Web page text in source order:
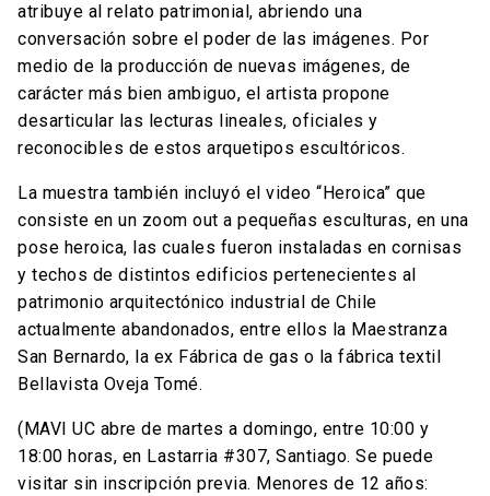
atribuye al relato patrimonial, abriendo una
conversación sobre el poder de las imágenes. Por
medio de la producción de nuevas imágenes, de
carácter más bien ambiguo, el artista propone
desarticular las lecturas lineales, oficiales y
reconocibles de estos arquetipos escultóricos.
La muestra también incluyó el video “Heroica” que
consiste en un zoom out a pequeñas esculturas, en una
pose heroica, las cuales fueron instaladas en cornisas
y techos de distintos edificios pertenecientes al
patrimonio arquitectónico industrial de Chile
actualmente abandonados, entre ellos la Maestranza
San Bernardo, la ex Fábrica de gas o la fábrica textil
Bellavista Oveja Tomé.
(MAVI UC abre de martes a domingo, entre 10:00 y
18:00 horas, en Lastarria #307, Santiago. Se puede
visitar sin inscripción previa. Menores de 12 años: